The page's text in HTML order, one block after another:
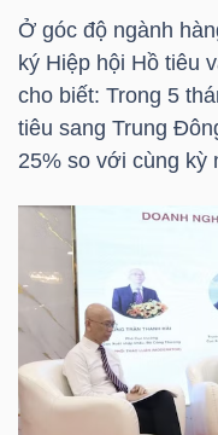
Ở góc độ ngành
ký Hiệp hội Hồ tiêu
cho biết: Trong 5
tiêu sang Trung
25% so với cùng kỳ
TIỆN
ÍCH
BẤT
ĐỘNG
SẢN